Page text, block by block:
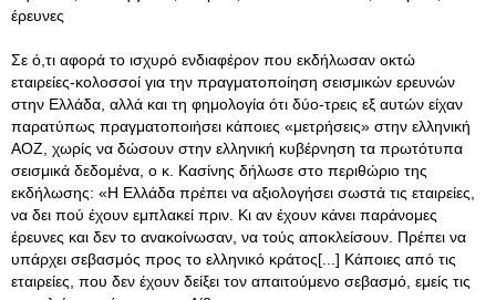
έρευνες
Σε ό,τι αφορά το ισχυρό ενδιαφέρον που εκδήλωσαν οκτώ
εταιρείες-κολοσσοί για την πραγματοποίηση σεισμικών ερευνών
στην Ελλάδα, αλλά και τη φημολογία ότι δύο-τρεις εξ αυτών είχαν
παρατύπως πραγματοποιήσει κάποιες «μετρήσεις» στην ελληνική
ΑΟΖ, χωρίς να δώσουν στην ελληνική κυβέρνηση τα πρωτότυπα
σεισμικά δεδομένα, ο κ. Κασίνης δήλωσε στο περιθώριο της
εκδήλωσης: «Η Ελλάδα πρέπει να αξιολογήσει σωστά τις εταιρείες,
να δει πού έχουν εμπλακεί πριν. Κι αν έχουν κάνει παράνομες
έρευνες και δεν το ανακοίνωσαν, να τούς αποκλείσουν. Πρέπει να
υπάρχει σεβασμός προς το ελληνικό κράτος[...] Κάποιες από τις
εταιρείες, που δεν έχουν δείξει τον απαιτούμενο σεβασμό, εμείς τις